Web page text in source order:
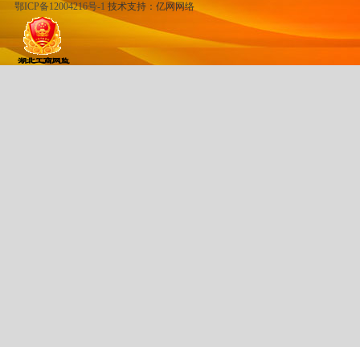
鄂ICP备12004216号-1 技术支持： 亿网网络